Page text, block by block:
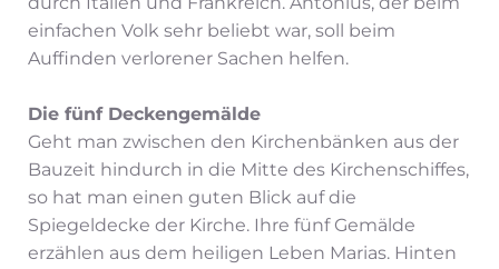
einfachen Volk sehr beliebt war, soll beim
Auffinden verlorener Sachen helfen.
Die fünf Deckengemälde
Geht man zwischen den Kirchenbänken aus der
Bauzeit hindurch in die Mitte des Kirchenschiffes,
so hat man einen guten Blick auf die
Spiegeldecke der Kirche. Ihre fünf Gemälde
erzählen aus dem heiligen Leben Marias. Hinten